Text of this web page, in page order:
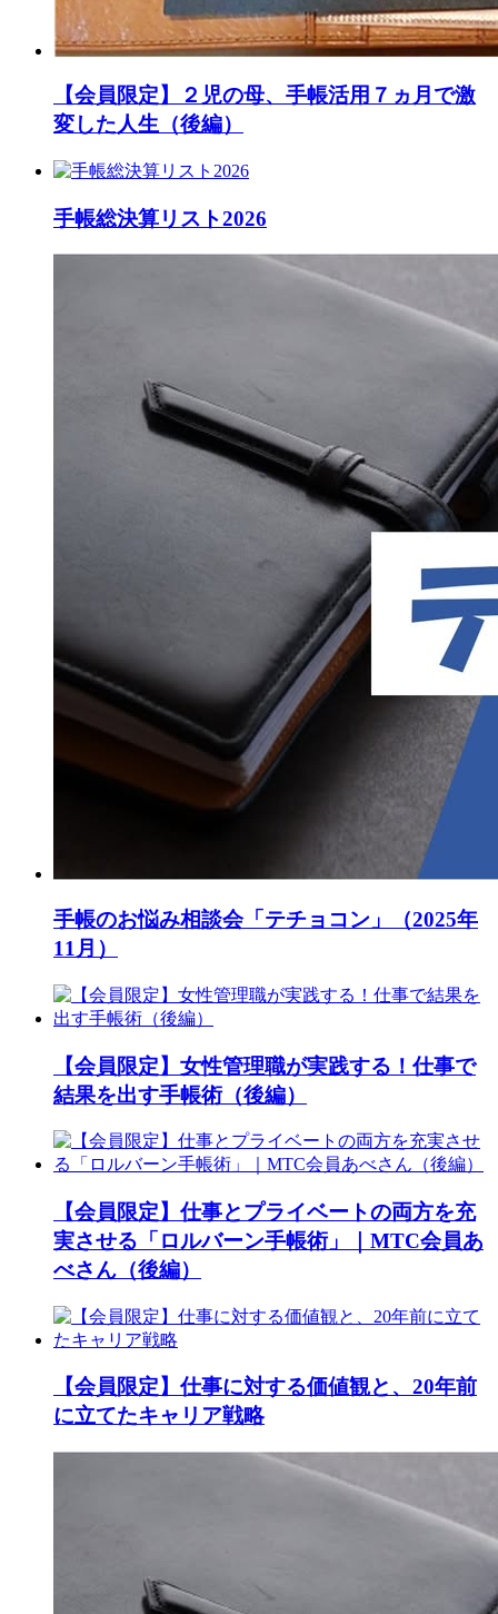
【会員限定】２児の母、手帳活用７ヵ月で激
変した人生（後編）
手帳総決算リスト2026
手帳のお悩み相談会「テチョコン」（2025年
11月）
【会員限定】女性管理職が実践する！仕事で
結果を出す手帳術（後編）
【会員限定】仕事とプライベートの両方を充
実させる「ロルバーン手帳術」｜MTC会員あ
べさん（後編）
【会員限定】仕事に対する価値観と、20年前
に立てたキャリア戦略